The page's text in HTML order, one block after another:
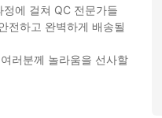
에 걸쳐 QC 전문가들
전하고 완벽하게 배송될
러분께 놀라움을 선사할